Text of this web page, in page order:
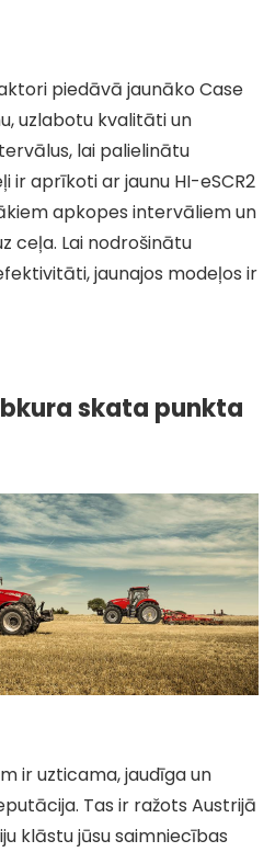
piedāvā jaunāko Case
uzlabotu kvalitāti un
lai palielinātu
ir aprīkoti ar jaunu HI-eSCR2
apkopes intervāliem un
ceļa. Lai nodrošinātu
jaunajos modeļos ir
skata punkta
ir uzticama, jaudīga un
Tas ir ražots Austrijā
klāstu jūsu saimniecības